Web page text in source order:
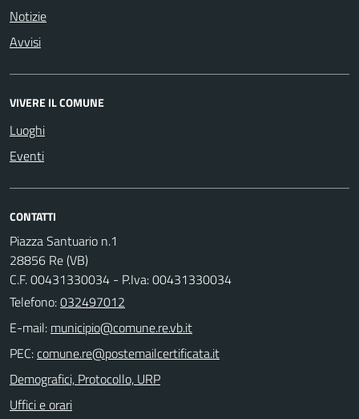
Notizie
Avvisi
VIVERE IL COMUNE
Luoghi
Eventi
CONTATTI
Piazza Santuario n.1
28856 Re (VB)
C.F. 00431330034 - P.Iva: 00431330034
Telefono:032497012
E-mail:
PEC:
Demografici, Protocollo, URP
Uffici e orari